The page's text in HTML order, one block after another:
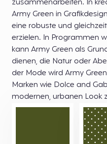
zusammenarbeiten. In
Army Green in
eine robuste und
erzielen. In Programmen
kann Army Green als
dienen, die Natur oder
der Mode wird Army
Marken wie Dolce and
modernen, urbanen Look